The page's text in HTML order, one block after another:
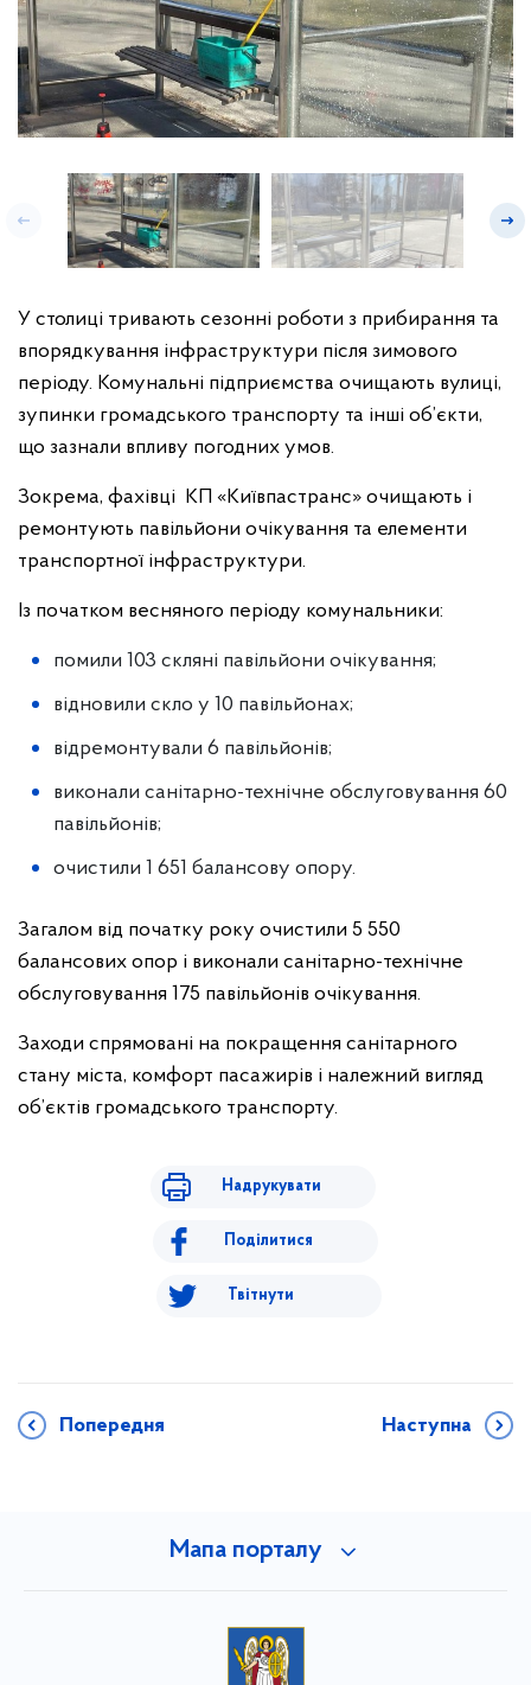
У столиці тривають сезонні роботи з прибирання та
впорядкування інфраструктури після зимового
періоду. Комунальні підприємства очищають вулиці,
зупинки громадського транспорту та інші об’єкти,
що зазнали впливу погодних умов.
Зокрема, фахівці КП «Київпастранс» очищають і
ремонтують павільйони очікування та елементи
транспортної інфраструктури.
Із початком весняного періоду комунальники:
помили 103 скляні павільйони очікування;
відновили скло у 10 павільйонах;
відремонтували 6 павільйонів;
виконали санітарно-технічне обслуговування 60
павільйонів;
очистили 1 651 балансову опору.
Загалом від початку року очистили 5 550
балансових опор і виконали санітарно-технічне
обслуговування 175 павільйонів очікування.
Заходи спрямовані на покращення санітарного
стану міста, комфорт пасажирів і належний вигляд
об’єктів громадського транспорту.
Надрукувати
Поділитися
Твітнути
Попередня Наступна
Мапа порталу